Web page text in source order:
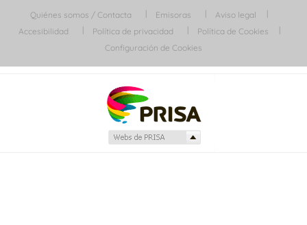
Quiénes somos / Contacta Emisoras
Aviso legal
Accesibilidad
Política de privacidad
Política de Cookies
Configuración de Cookies